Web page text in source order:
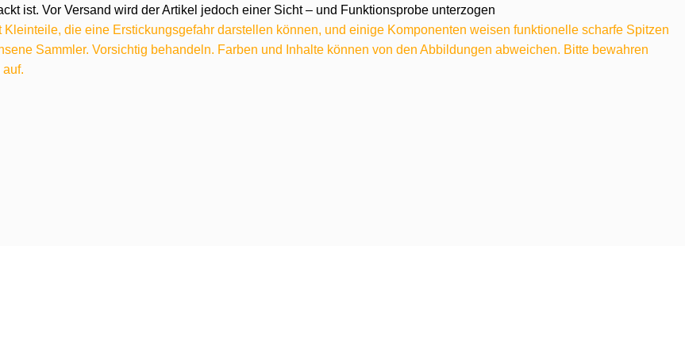
ist. Vor Versand wird der Artikel jedoch einer Sicht – und Funktionsprobe unterzogen
die eine Erstickungsgefahr darstellen können, und einige Komponenten weisen funktionelle scharfe Spitzen
Sammler. Vorsichtig behandeln. Farben und Inhalte können von den Abbildungen abweichen. Bitte bewahren